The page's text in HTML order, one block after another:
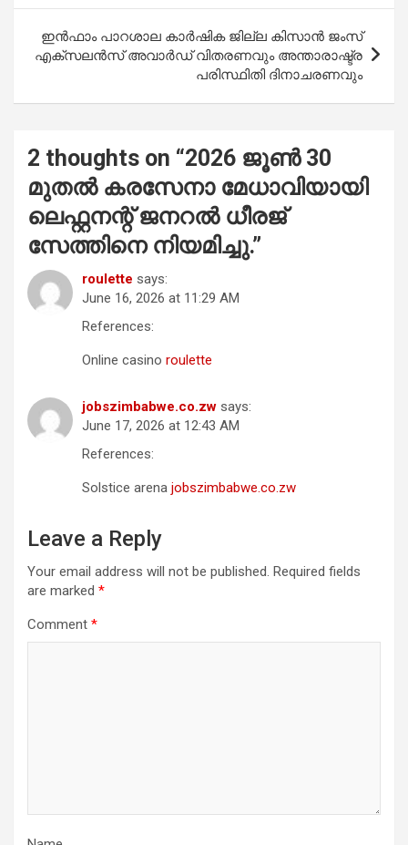
o
k
p
p
ഇൻഫാം പാറശാല കാർഷിക ജില്ല കിസാൻ ജംസ്
എക്സലൻസ് അവാർഡ് വിതരണവും അന്താരാഷ്ട്ര
പരിസ്ഥിതി ദിനാചരണവും
2 thoughts on “2026 ജൂൺ 30
മുതൽ കരസേനാ മേധാവിയായി
ലെഫ്റ്റനന്റ് ജനറൽ ധീരജ്
സേത്തിനെ നിയമിച്ചു.”
roulette says:
June 16, 2026 at 11:29 AM
References:
Online casino roulette
jobszimbabwe.co.zw says:
June 17, 2026 at 12:43 AM
References:
Solstice arena jobszimbabwe.co.zw
Leave a Reply
Your email address will not be published. Required fields
are marked *
Comment *